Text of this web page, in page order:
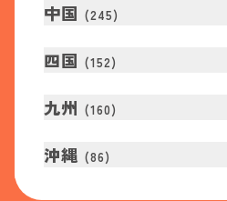
中国 (245)
四国 (152)
九州 (160)
沖縄 (86)